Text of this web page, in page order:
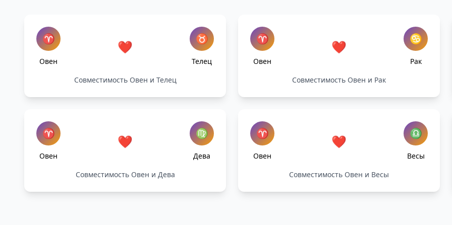
♈
Овен
❤️ ♉
Телец
Совместимость Овен и Телец
♈
Овен
❤️ ♋
Рак
Совместимость Овен и Рак
♈
Овен
❤️ ♍
Дева
Совместимость Овен и Дева
♈
Овен
❤️ ♎
Весы
Совместимость Овен и Весы